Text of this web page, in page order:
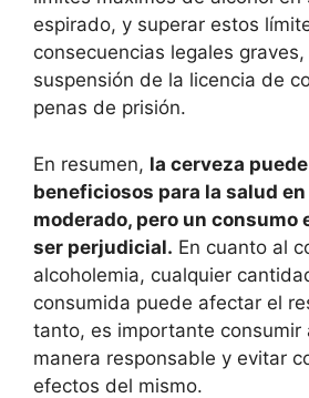
espirado, y superar estos
consecuencias legales
suspensión de la licencia de
penas de prisión.
En resumen, la cerveza
beneficiosos para la salud
moderado, pero un consumo
ser perjudicial. En cuanto al
alcoholemia, cualquier
consumida puede afectar el
tanto, es importante consumir
manera responsable y evitar
efectos del mismo.